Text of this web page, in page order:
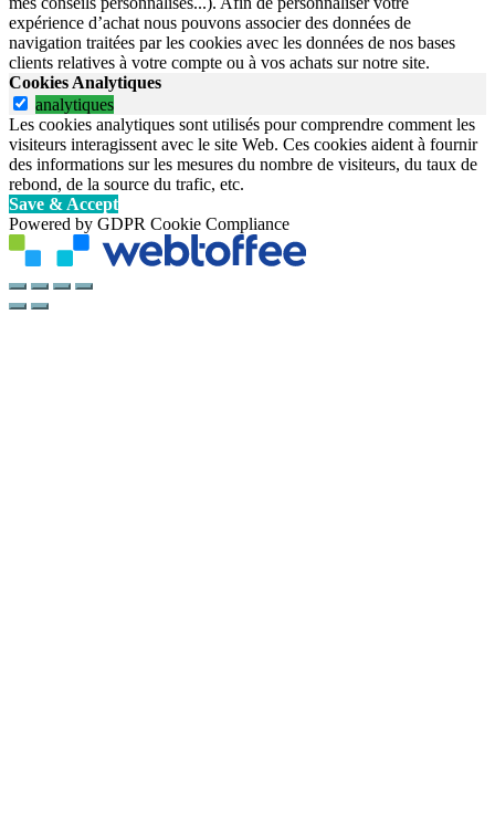
expérience d’achat nous pouvons associer des données de
navigation traitées par les cookies avec les données de nos bases
clients relatives à votre compte ou à vos achats sur notre site.
Cookies Analytiques
analytiques
Les cookies analytiques sont utilisés pour comprendre comment les
visiteurs interagissent avec le site Web. Ces cookies aident à fournir
des informations sur les mesures du nombre de visiteurs, du taux de
rebond, de la source du trafic, etc.
Save & Accept
Powered by GDPR Cookie Compliance